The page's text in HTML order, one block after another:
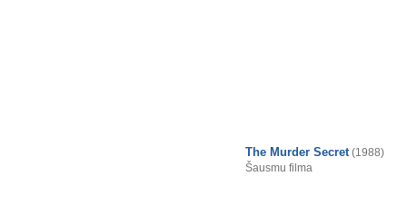
The Murder Secret (1988)
Šausmu filma